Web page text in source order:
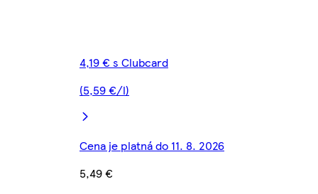
4,19 € s Clubcard
(5,59 €/l)
Cena je platná do 11. 8. 2026
5,49 €